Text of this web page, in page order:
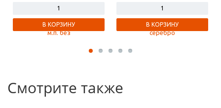
В КОРЗИНУ В КОРЗИНУ
Смотрите также